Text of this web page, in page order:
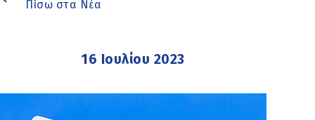
Πίσω στα Νέα
16 Ιουλίου 2023